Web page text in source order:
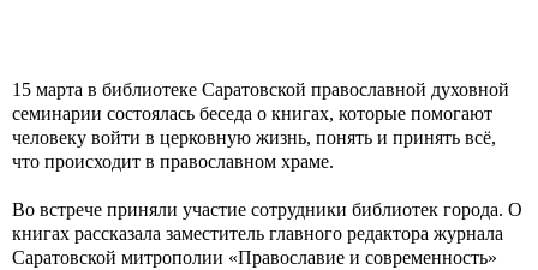
15 марта в библиотеке Саратовской православной духовной
семинарии состоялась беседа о книгах, которые помогают
человеку войти в церковную жизнь, понять и принять всё,
что происходит в православном храме.
Во встрече приняли участие сотрудники библиотек города. О
книгах рассказала заместитель главного редактора журнала
Саратовской митрополии «Православие и современность»